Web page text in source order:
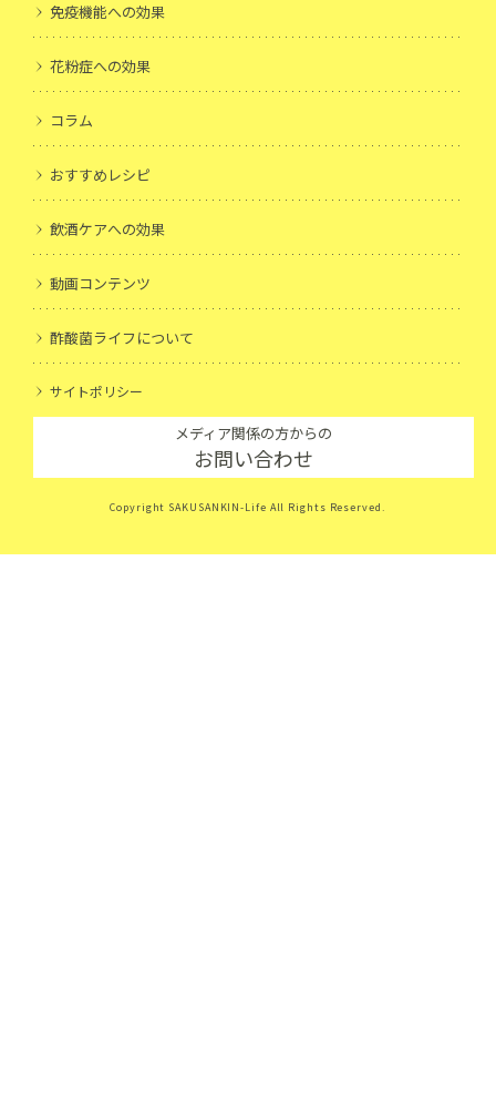
免疫機能への効果
花粉症への効果
コラム
おすすめレシピ
飲酒ケアへの効果
動画コンテンツ
酢酸菌ライフについて
サイトポリシー
メディア関係の方からの
お問い合わせ
Copyright SAKUSANKIN-Life All Rights Reserved.